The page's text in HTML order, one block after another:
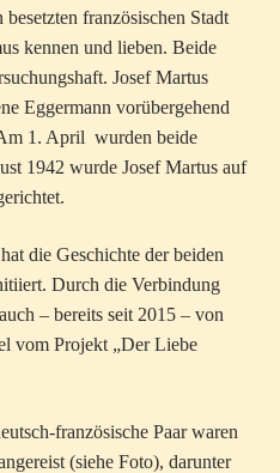
französischen Stadt
kennen und lieben. Beide
Josef Martus
Eggermann vorübergehend
1. April wurden beide
1942 wurde Josef Martus auf
die Geschichte der beiden
Durch die Verbindung
– bereits seit 2015 – von
vom Projekt „Der Liebe
französische Paar waren
(siehe Foto), darunter